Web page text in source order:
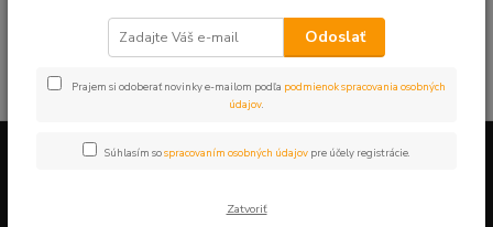
V tejto kategórii nebol nájdený žiadny tovar.
Odoslať
Prajem si odoberať novinky e-mailom podľa podmienok spracovania osobných
údajov.
Súhlasím sospracovaním osobných údajov pre účely registrácie.
Zatvoriť